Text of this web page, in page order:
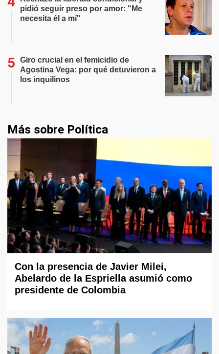
pidió seguir preso por amor: "Me
necesita él a mí"
Giro crucial en el femicidio de
Agostina Vega: por qué detuvieron a
los inquilinos
Más sobre Política
Con la presencia de Javier Milei,
Abelardo de la Espriella asumió como
presidente de Colombia